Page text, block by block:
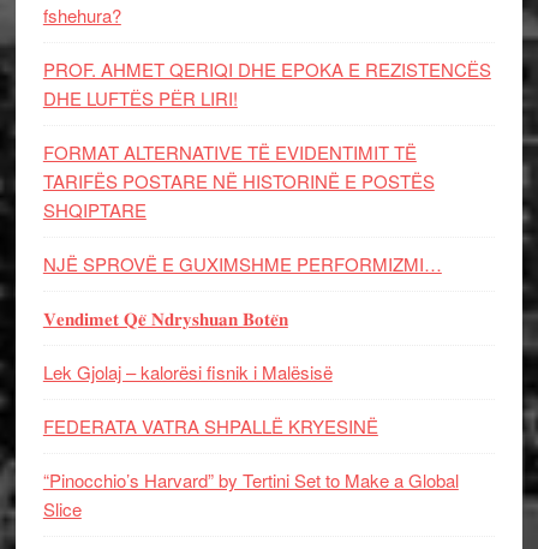
fshehura?
PROF. AHMET QERIQI DHE EPOKA E REZISTENCЁS
DHE LUFTЁS PЁR LIRI!
FORMAT ALTERNATIVE TË EVIDENTIMIT TË
TARIFËS POSTARE NË HISTORINË E POSTËS
SHQIPTARE
NJË SPROVË E GUXIMSHME PERFORMIZMI…
𝐕𝐞𝐧𝐝𝐢𝐦𝐞𝐭 𝐐𝐞̈ 𝐍𝐝𝐫𝐲𝐬𝐡𝐮𝐚𝐧 𝐁𝐨𝐭𝐞̈𝐧
Lek Gjolaj – kalorësi fisnik i Malësisë
FEDERATA VATRA SHPALLË KRYESINË
“Pinocchio’s Harvard” by Tertini Set to Make a Global
Slice